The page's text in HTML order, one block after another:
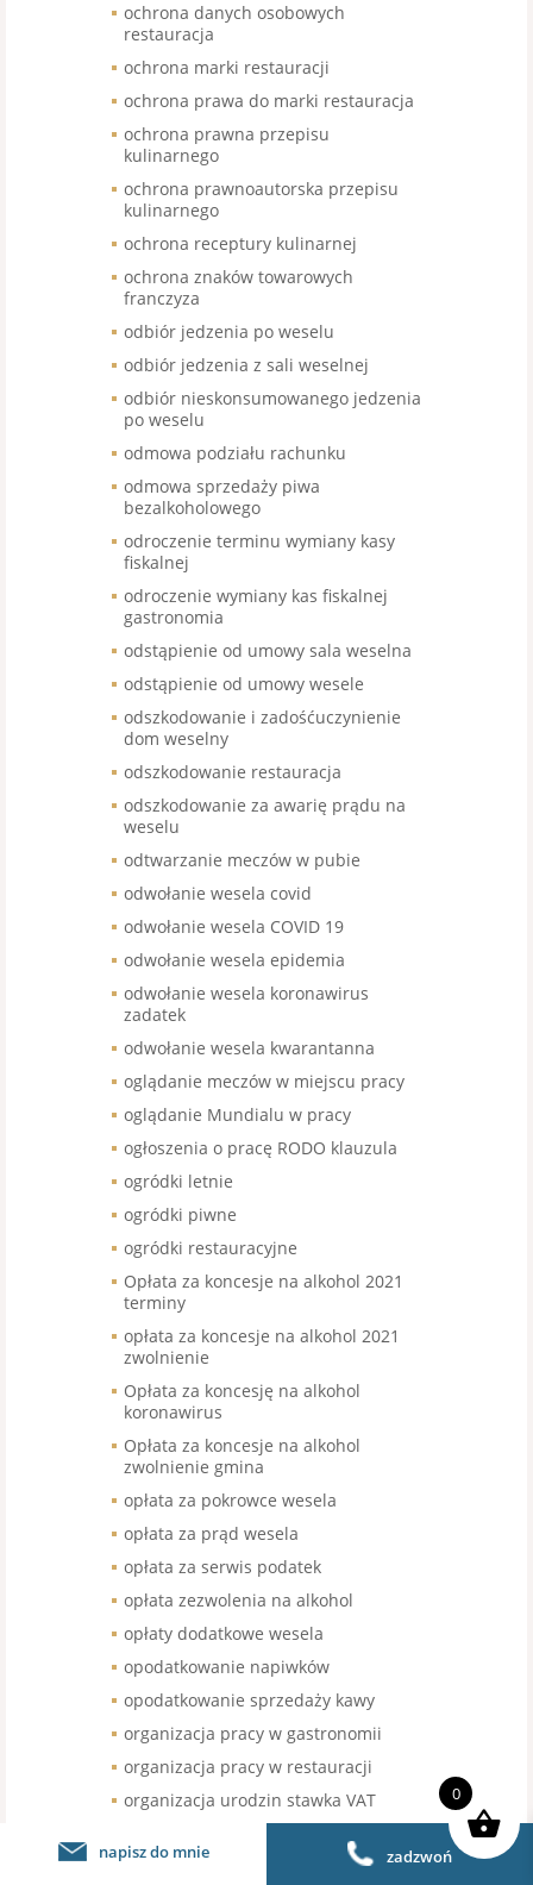
ochrona danych osobowych
restauracja
ochrona marki restauracji
ochrona prawa do marki restauracja
ochrona prawna przepisu
kulinarnego
ochrona prawnoautorska przepisu
kulinarnego
ochrona receptury kulinarnej
ochrona znaków towarowych
franczyza
odbiór jedzenia po weselu
odbiór jedzenia z sali weselnej
odbiór nieskonsumowanego jedzenia
po weselu
odmowa podziału rachunku
odmowa sprzedaży piwa
bezalkoholowego
odroczenie terminu wymiany kasy
fiskalnej
odroczenie wymiany kas fiskalnej
gastronomia
odstąpienie od umowy sala weselna
odstąpienie od umowy wesele
odszkodowanie i zadośćuczynienie
dom weselny
odszkodowanie restauracja
odszkodowanie za awarię prądu na
weselu
odtwarzanie meczów w pubie
odwołanie wesela covid
odwołanie wesela COVID 19
odwołanie wesela epidemia
odwołanie wesela koronawirus
zadatek
odwołanie wesela kwarantanna
oglądanie meczów w miejscu pracy
oglądanie Mundialu w pracy
ogłoszenia o pracę RODO klauzula
ogródki letnie
ogródki piwne
ogródki restauracyjne
Opłata za koncesje na alkohol 2021
terminy
opłata za koncesje na alkohol 2021
zwolnienie
Opłata za koncesję na alkohol
koronawirus
Opłata za koncesje na alkohol
zwolnienie gmina
opłata za pokrowce wesela
opłata za prąd wesela
opłata za serwis podatek
opłata zezwolenia na alkohol
opłaty dodatkowe wesela
opodatkowanie napiwków
opodatkowanie sprzedaży kawy
organizacja pracy w gastronomii
organizacja pracy w restauracji
organizacja urodzin stawka VAT
organizacja wesel stawka VAT
napisz do mnie zadzwoń
0